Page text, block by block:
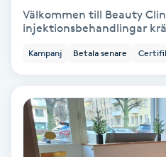
Skönhet
Välkommen till Beauty
injektionsbehandlingar
Kampanj Betala senare